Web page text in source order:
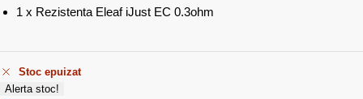
1 x Rezistenta Eleaf iJust EC 0.3ohm
Stoc epuizat
Alerta stoc!